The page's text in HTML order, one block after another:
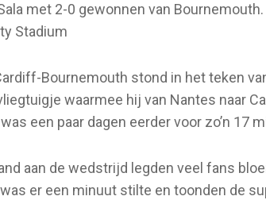
met 2-0 gewonnen van
Stadium
Bournemouth stond in het teken
waarmee hij van Nantes naar
een paar dagen eerder voor zo’n 17
aan de wedstrijd legden veel fans
er een minuut stilte en toonden de